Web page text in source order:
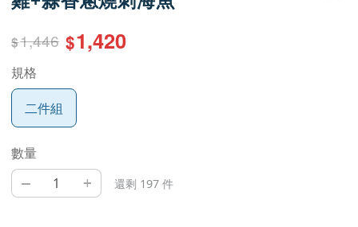
$1,446 $1,420
規格
二件組
數量
– + 還剩 197 件